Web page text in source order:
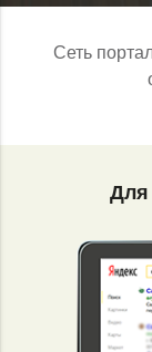
Сеть
Для